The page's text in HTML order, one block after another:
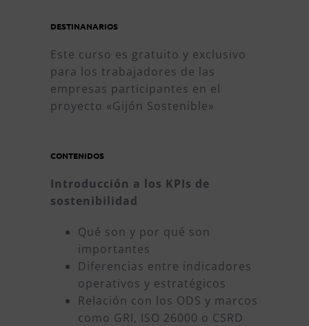
DESTINANARIOS
Este curso es gratuito y exclusivo
para los trabajadores de las
empresas participantes en el
proyecto «Gijón Sostenible»
CONTENIDOS
Introducción a los KPIs de
sostenibilidad
Qué son y por qué son
importantes
Diferencias entre indicadores
operativos y estratégicos
Relación con los ODS y marcos
como GRI, ISO 26000 o CSRD